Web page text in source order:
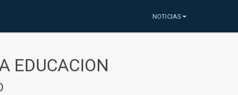
NOTICIAS
EDUCACION